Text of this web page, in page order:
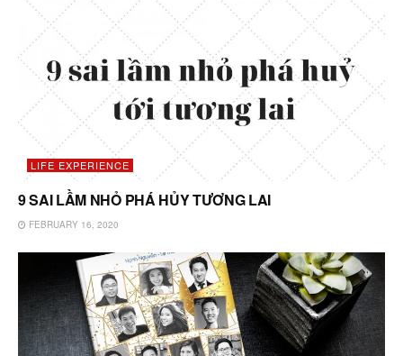
LIFE EXPERIENCE
9 SAI LẦM NHỎ PHÁ HỦY TƯƠNG LAI
FEBRUARY 16, 2020